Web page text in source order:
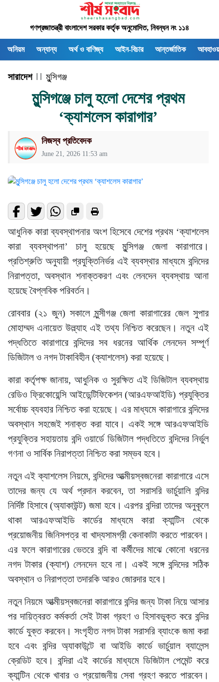
গণপ্রজাতন্ত্রী বাংলাদেশ সরকার কর্তৃক অনুমোদিত, নিবন্ধন নং ১১৪
অনিয়ম অন্যান্য অর্থ ও বাণিজ্য আইন-বিচার আন্তর্জাতিক
সারাদেশ| | মুন্সিগঞ্জ
মুন্সিগঞ্জে চালু হলো দেশের প্রথম
‘ক্যাশলেস কারাগার’
নিজস্ব প্রতিবেদক
June 21, 2026 11:53 am
আধুনিক কারা ব্যবস্থাপনার অংশ হিসেবে দেশের প্রথম ‘ক্যাশলেস
কারা ব্যবস্থাপনা’ চালু হয়েছে মুন্সিগঞ্জ জেলা কারাগারে।
প্রতিশ্রুতি অনুযায়ী প্রযুক্তিনির্ভর এই ব্যবস্থার মাধ্যমে বন্দিদের
নিরাপত্তা, অবস্থান শনাক্তকরণ এবং লেনদেন ব্যবস্থায় আনা
হয়েছে বৈপ্লবিক পরিবর্তন।
রোববার (২১ জুন) সকালে মুন্সীগঞ্জ জেলা কারাগারের জেল সুপার
মোহাম্মদ এনায়েত উল্ল্যাহ এই তথ্য নিশ্চিত করেছেন। নতুন এই
পদ্ধতিতে কারাগারে বন্দিদের সব ধরনের আর্থিক লেনদেন সম্পূর্ণ
ডিজিটাল ও নগদ টাকাবিহীন (ক্যাশলেস) করা হয়েছে।
কারা কর্তৃপক্ষ জানায়, আধুনিক ও সুরক্ষিত এই ডিজিটাল ব্যবস্থায়
রেডিও ফ্রিকোয়েন্সি আইডেন্টিফিকেশন (আরএফআইডি) প্রযুক্তির
সর্বোচ্চ ব্যবহার নিশ্চিত করা হয়েছে। এর মাধ্যমে কারাগারে বন্দিদের
অবস্থান সহজেই শনাক্ত করা যাবে। একই সঙ্গে আরএফআইডি
প্রযুক্তির সহায়তায় বন্দি ওয়ার্ডে ডিজিটাল পদ্ধতিতে বন্দিদের নির্ভুল
গণনা ও সার্বিক নিরাপত্তা নিশ্চিত করা সম্ভব হবে।
নতুন এই ক্যাশলেস নিয়মে, বন্দিদের আত্মীয়স্বজনেরা কারাগারে এসে
তাদের জন্য যে অর্থ প্রদান করবেন, তা সরাসরি ভার্চুয়ালি বন্দির
নির্দিষ্ট হিসাবে (অ্যাকাউন্ট) জমা হবে। এরপর বন্দিরা তাদের অনুকূলে
থাকা আরএফআইডি কার্ডের মাধ্যমে কারা ক্যান্টিন থেকে
প্রয়োজনীয় জিনিসপত্র বা খাদ্যসামগ্রী কেনাকাটা করতে পারবেন।
এর ফলে কারাগারের ভেতরে বন্দি বা কর্মীদের মাঝে কোনো ধরনের
নগদ টাকার (ক্যাশ) লেনদেন হবে না। একই সঙ্গে বন্দিদের সঠিক
অবস্থান ও নিরাপত্তা তদারকি আরও জোরদার হবে।
নতুন নিয়মে আত্মীয়স্বজনেরা কারাগারে বন্দির জন্য টাকা নিয়ে আসার
পর দায়িত্বরত কর্মকর্তা সেই টাকা গ্রহণ ও হিসাবভুক্ত করে বন্দির
কার্ডে যুক্ত করবেন। সংগৃহীত নগদ টাকা সরাসরি ব্যাংকে জমা করা
হবে এবং বন্দির অ্যাকাউন্টে বা আইডি কার্ডে ভার্চুয়াল ব্যালেন্স
ক্রেডিট হবে। বন্দিরা এই কার্ডের মাধ্যমে ডিজিটাল পেমেন্ট করে
ক্যান্টিন থেকে খাবার ও প্রয়োজনীয় সেবা গ্রহণ করতে পারবেন।